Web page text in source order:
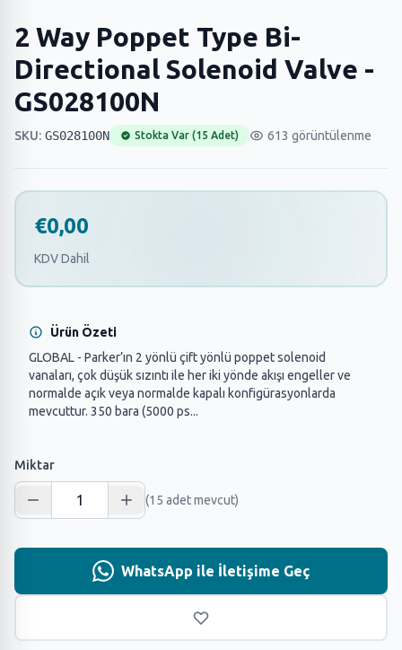
2 Way Poppet Type Bi-
Directional Solenoid Valve -
GS028100N
SKU: GS028100N Stokta Var (15 Adet) 613 görüntülenme
€0,00
KDV Dahil
Ürün Özeti
GLOBAL - Parker’ın 2 yönlü çift yönlü poppet solenoid
vanaları, çok düşük sızıntı ile her iki yönde akışı engeller ve
normalde açık veya normalde kapalı konfigürasyonlarda
mevcuttur. 350 bara (5000 ps...
Miktar
(15 adet mevcut)
WhatsApp ile İletişime Geç